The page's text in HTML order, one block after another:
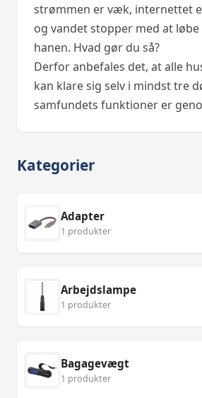
strømmen er væk, internettet
og vandet stopper med at
hanen. Hvad gør du så?
Derfor anbefales det, at alle
kan klare sig selv i mindst tre
samfundets funktioner er
Kategorier
Adapter
1 produkter
Arbejdslampe
1 produkter
Bagagevægt
1 produkter